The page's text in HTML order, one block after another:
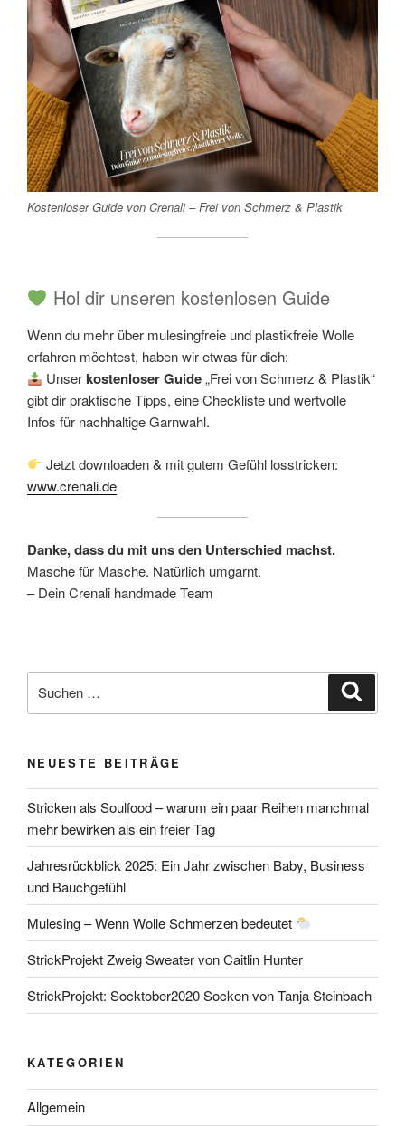
Kostenloser Guide von Crenali – Frei von Schmerz & Plastik
Hol dir unseren kostenlosen Guide
Wenn du mehr über mulesingfreie und plastikfreie Wolle
erfahren möchtest, haben wir etwas für dich:
Unserkostenloser Guide„Frei von Schmerz & Plastik“
gibt dir praktische Tipps, eine Checkliste und wertvolle
Infos für nachhaltige Garnwahl.
Jetzt downloaden & mit gutem Gefühl losstricken:
www.crenali.de
Danke, dass du mit uns den Unterschied machst.
Masche für Masche. Natürlich umgarnt.
– Dein Crenali handmade Team
nach:
NEUESTE BEITRÄGE
Stricken als Soulfood – warum ein paar Reihen manchmal
mehr bewirken als ein freier Tag
Jahresrückblick 2025: Ein Jahr zwischen Baby, Business
und Bauchgefühl
Mulesing – Wenn Wolle Schmerzen bedeutet
StrickProjekt Zweig Sweater von Caitlin Hunter
StrickProjekt: Socktober2020 Socken von Tanja Steinbach
KATEGORIEN
Allgemein